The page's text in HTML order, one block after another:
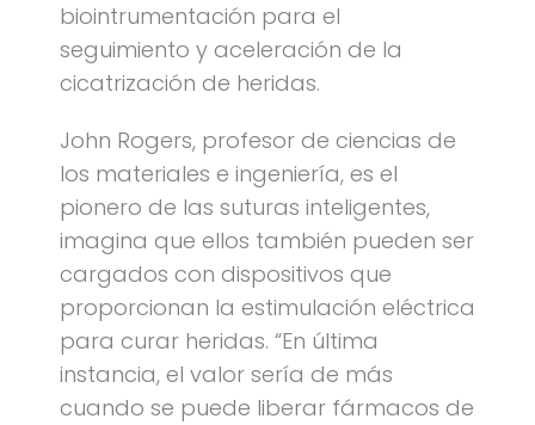
biointrumentación para el
seguimiento y aceleración de la
cicatrización de heridas.
John Rogers, profesor de ciencias de
los materiales e ingeniería, es el
pionero de las suturas inteligentes,
imagina que ellos también pueden ser
cargados con dispositivos que
proporcionan la estimulación eléctrica
para curar heridas. “En última
instancia, el valor sería de más
cuando se puede liberar fármacos de